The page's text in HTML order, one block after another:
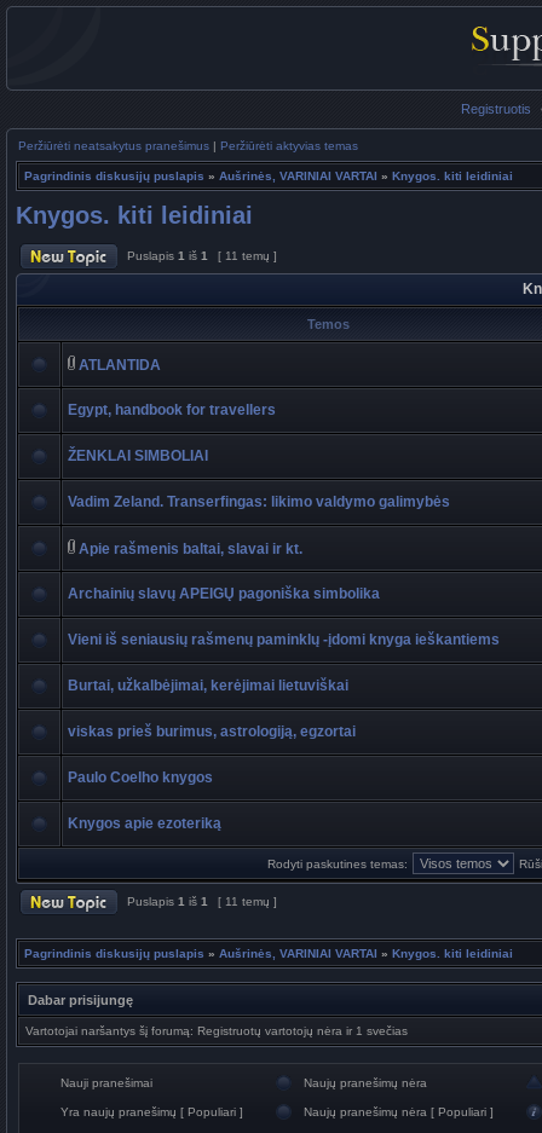
Registruotis
Peržiūrėti neatsakytus pranešimus | Peržiūrėti aktyvias temas
Pagrindinis diskusijų puslapis » Aušrinės, VARINIAI VARTAI » Knygos. kiti leidiniai
Knygos. kiti leidiniai
Puslapis 1 iš 1 [ 11 temų ]
Temos
ATLANTIDA
Egypt, handbook for travellers
ŽENKLAI SIMBOLIAI
Vadim Zeland. Transerfingas: likimo valdymo galimybės
Apie rašmenis baltai, slavai ir kt.
Archainių slavų APEIGŲ pagoniška simbolika
Vieni iš seniausių rašmenų paminklų -įdomi knyga ieškantiems
Burtai, užkalbėjimai, kerėjimai lietuviškai
viskas prieš burimus, astrologiją, egzortai
Paulo Coelho knygos
Knygos apie ezoteriką
Rodyti paskutines temas:
Puslapis 1 iš 1 [ 11 temų ]
Pagrindinis diskusijų puslapis » Aušrinės, VARINIAI VARTAI » Knygos. kiti leidiniai
Dabar prisijungę
Vartotojai naršantys šį forumą: Registruotų vartotojų nėra ir 1 svečias
Nauji pranešimai Naujų pranešimų nėra
Yra naujų pranešimų [ Populiari ] Naujų pranešimų nėra [ Populiari ]